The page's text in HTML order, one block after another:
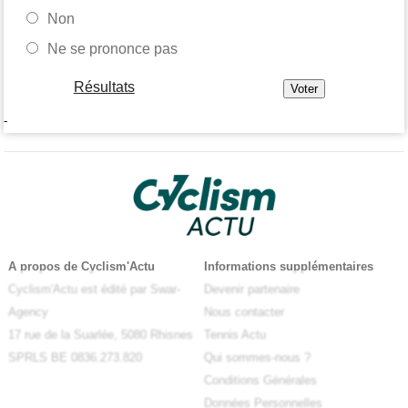
Non
Ne se prononce pas
Résultats
-
A propos de Cyclism'Actu
Cyclism'Actu est édité par Swar-
Agency
17 rue de la Suarlée, 5080 Rhisnes
SPRLS BE 0836.273.820
Informations supplémentaires
Devenir partenaire
Nous contacter
Tennis Actu
Qui sommes-nous ?
Conditions Générales
Données Personnelles